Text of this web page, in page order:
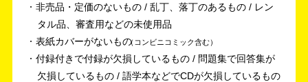
非売品・定価のないもの / 乱丁、落丁のあるもの / レン
タル品、審査用などの未使用品
表紙カバーがないもの コンビニコミック含む
付録付きで付録が欠損しているもの / 問題集で回答集が
欠損しているもの / 語学本などでCDが欠損しているもの